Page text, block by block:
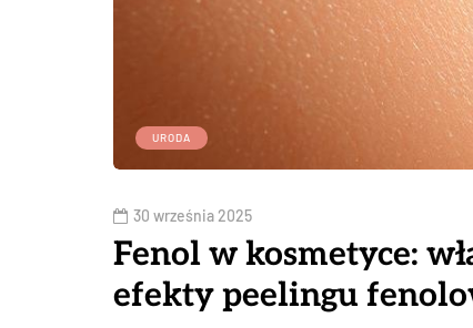
URODA
30 września 2025
Fenol w kosmetyce:
efekty peelingu